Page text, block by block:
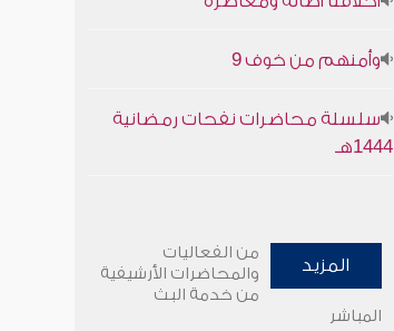
وأمنهم من خوف 9
سلسلة محاضرات نفحات رمضانية
1444هـ
المزيد
من الفعاليات
والمحاضرات الأرشيفية
من خدمة البث
المباشر